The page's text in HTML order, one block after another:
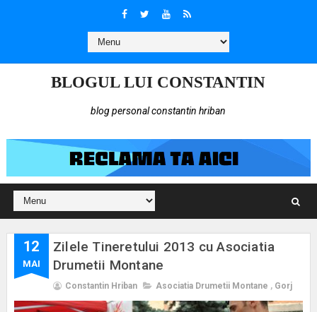
BLOGUL LUI CONSTANTIN
blog personal constantin hriban
12
MAI
Zilele Tineretului 2013 cu Asociatia
Drumetii Montane
Constantin Hriban Asociatia Drumetii Montane , Gorj